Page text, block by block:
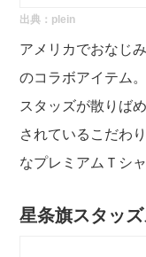
出典： plein
アメリカでおなじ
のコラボアイテム
スタッズが散りば
されているこだわ
なプレミアムＴシャ
星条旗スタッ